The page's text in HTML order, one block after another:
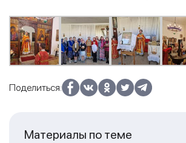
Поделиться:
Материалы по теме